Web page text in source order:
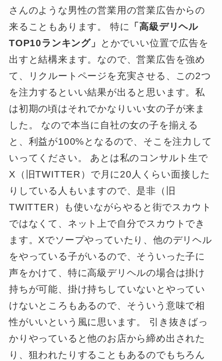
さんのような男性の営業用の営業広告からの
来ることもあります。 特に 「高級デリヘル
TOP10ランキング」
とかでいい位置で広告を
出すと結構来ます。なので、営業広告を強め
て、リクルートページを充実させる、この2つ
を注力するといい結果が出ると思います。私
は初期の頃はそれでかなりいい女の子が来ま
した。 なので本当に自社の女の子を揃える
と、利益が100%となるので、そこを注力して
いってください。 あとは私のコンサルト生で
X（旧TWITTER）で月に20人くらい面接した
りしている人もいますので、是非（旧
TWITTER）も使いながらやると街でスカウト
ではなくて、ネット上で自分でスカウトでき
ます。Xでソープやっていたり、他のデリヘル
をやっている子がいるので、そういった子に
声をかけて、特に高級デリヘルの場合は掛け
持ちが可能、掛け持ちしていないとやってい
けないところもあるので、そういう意味で相
性がいいという風に思います。 引き抜きばっ
かりやっていると他のお店から締め出された
り、狙われたりすることもあるのでもちろん